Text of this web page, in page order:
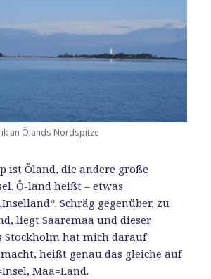
an Ölands Nordspitze
ist Öland, die andere große
Ö-land heißt – etwas
Schräg gegenüber, zu
liegt Saaremaa und dieser
Stockholm hat mich darauf
heißt genau das gleiche auf
Maa=Land.